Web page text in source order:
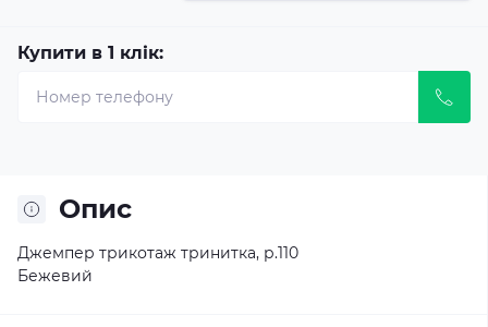
Купити в 1 клік:
Опис
Джемпер трикотаж тринитка, р.110
Бежевий